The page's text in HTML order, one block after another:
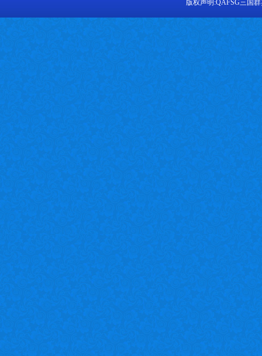
版权声明:QAFSG三国